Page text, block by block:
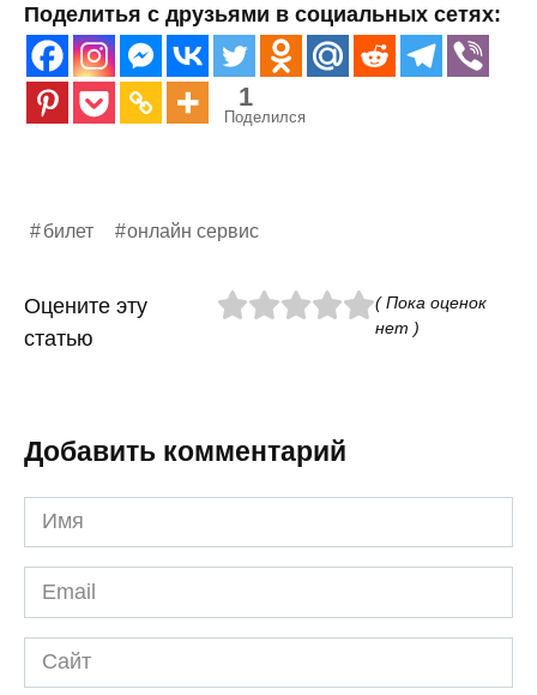
Поделитья с друзьями в социальных сетях:
1
Поделился
билет онлайн сервис
Оцените эту
статью
( Пока оценок
нет )
Добавить комментарий
Имя
*
Email
*
Сайт